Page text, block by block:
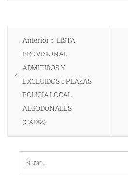
Navegación
entradas
Anterior
Entrada
anterior:
LISTA
PROVISIONAL
ADMITIDOS Y
EXCLUIDOS 5 PLAZAS
POLICÍA LOCAL
ALGODONALES
(CÁDIZ)
Buscar: